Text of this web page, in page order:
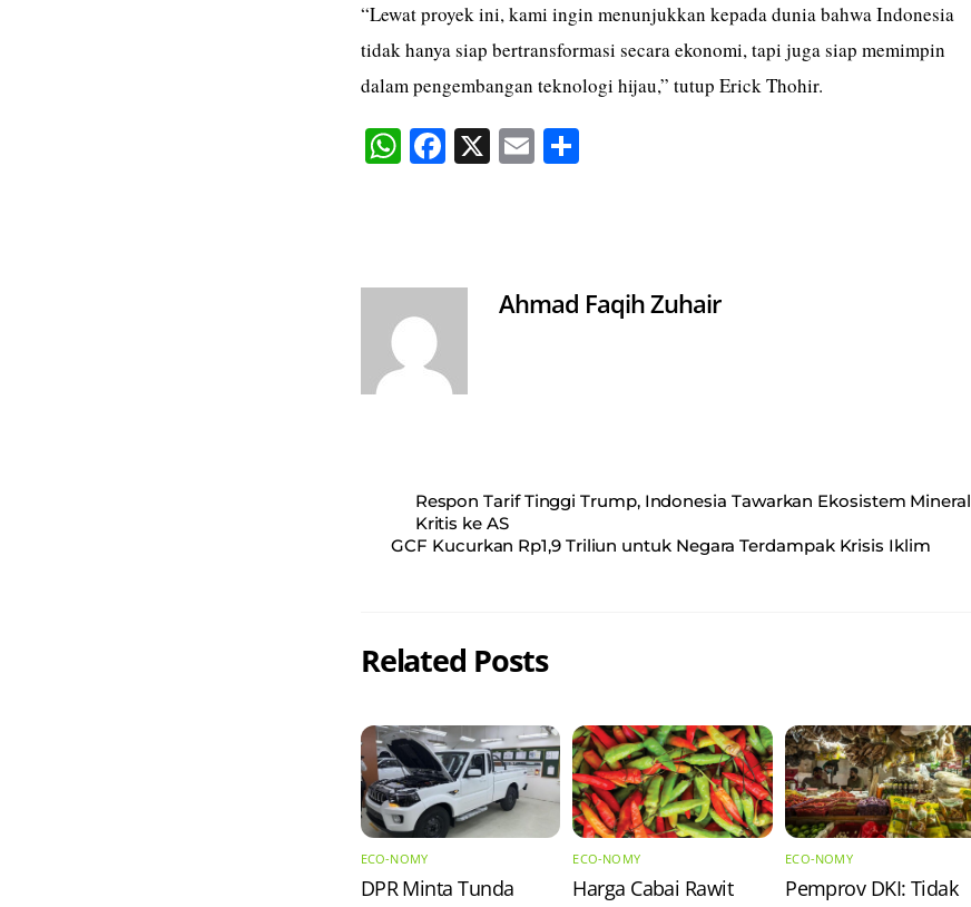
“Lewat proyek ini, kami ingin menunjukkan kepada dunia bahwa Indonesia
tidak hanya siap bertransformasi secara ekonomi, tapi juga siap memimpin
dalam pengembangan teknologi hijau,” tutup Erick Thohir.
W
pp
Fa X E S
Ahmad Faqih Zuhair
Respon Tarif Tinggi Trump, Indonesia Tawarkan Ekosistem Mineral
Kritis ke AS
GCF Kucurkan Rp1,9 Triliun untuk Negara Terdampak Krisis Iklim
Related Posts
ECO-NOMY
DPR Minta Tunda
ECO-NOMY
Harga Cabai Rawit
ECO-NOMY
Pemprov DKI: Tidak